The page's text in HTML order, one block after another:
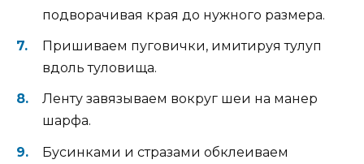
подворачивая края до нужного размера.
Пришиваем пуговички, имитируя тулуп
вдоль туловища.
Ленту завязываем вокруг шеи на манер
шарфа.
Бусинками и стразами обклеиваем